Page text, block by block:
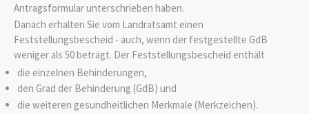
Antragsformular unterschrieben haben.
Danach erhalten Sie vom Landratsamt einen
Feststellungsbescheid - auch, wenn der festgestellte GdB
weniger als 50 beträgt. Der Feststellungsbescheid enthält
die einzelnen Behinderungen,
den Grad der Behinderung (GdB) und
die weiteren gesundheitlichen Merkmale (Merkzeichen).